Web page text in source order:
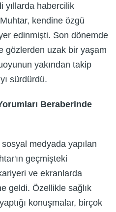
yıllarda habercilik
kendine özgü
edinmişti. Son dönemde
gözlerden uzak bir yaşam
yakından takip
sürdürdü.
Beraberinde
medyada yapılan
geçmişteki
ve ekranlarda
geldi. Özellikle sağlık
konuşmalar, birçok